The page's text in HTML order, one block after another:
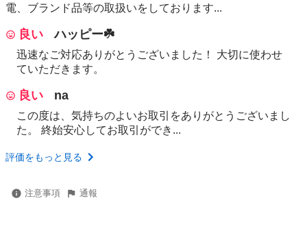
電、ブランド品等の取扱いをしております...
良い ハッピー☘️
迅速なご対応ありがとうございました！ 大切に使わせ
ていただきます。
良い na
この度は、気持ちのよいお取引をありがとうございまし
た。 終始安心してお取引ができ...
評価をもっと見る
注意事項 通報